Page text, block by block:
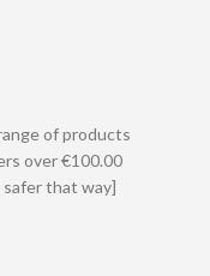
of products
over €100.00
that way]